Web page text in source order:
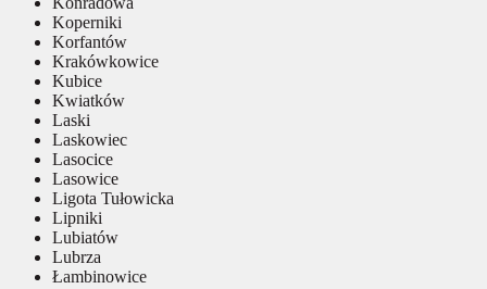
Koperniki
Korfantów
Krakówkowice
Kubice
Kwiatków
Laski
Laskowiec
Lasocice
Lasowice
Ligota Tułowicka
Lipniki
Lubiatów
Lubrza
Łambinowice